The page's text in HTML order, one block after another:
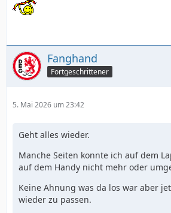
Fanghand
Fortgeschrittener
5. Mai 2026 um 23:42
Geht alles wieder.
Manche Seiten konnte ich auf dem
auf dem Handy nicht mehr oder
Keine Ahnung was da los war aber
wieder zu passen.